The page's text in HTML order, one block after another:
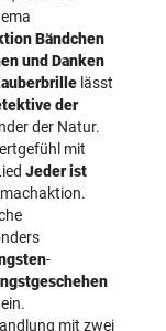
Bändchen
und Danken
lässt
der
der Natur.
mit
Jeder ist
-
ein.
mit zwei